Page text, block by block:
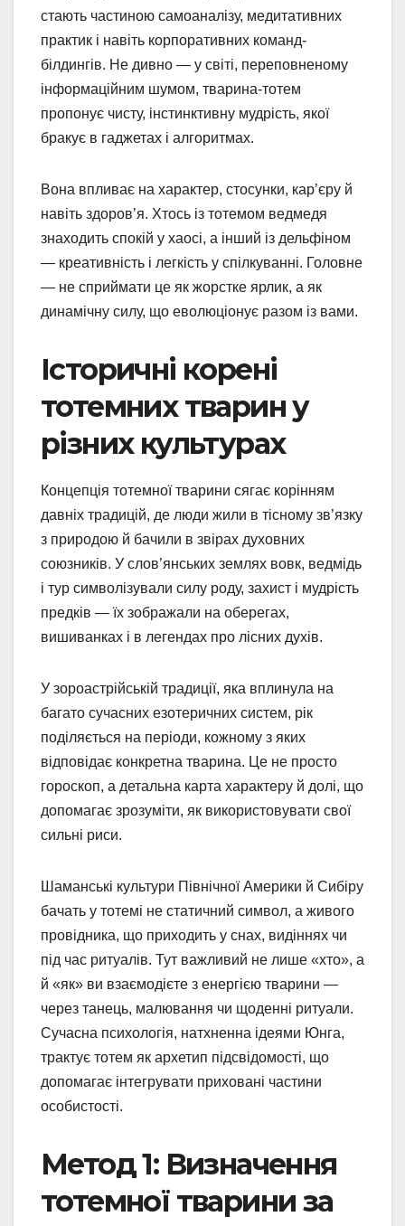
стають частиною самоаналізу, медитативних
практик і навіть корпоративних команд-
білдингів. Не дивно — у світі, переповненому
інформаційним шумом, тварина-тотем
пропонує чисту, інстинктивну мудрість, якої
бракує в гаджетах і алгоритмах.
Вона впливає на характер, стосунки, кар’єру й
навіть здоров’я. Хтось із тотемом ведмедя
знаходить спокій у хаосі, а інший із дельфіном
— креативність і легкість у спілкуванні. Головне
— не сприймати це як жорстке ярлик, а як
динамічну силу, що еволюціонує разом із вами.
Історичні корені
тотемних тварин у
різних культурах
Концепція тотемної тварини сягає корінням
давніх традицій, де люди жили в тісному зв’язку
з природою й бачили в звірах духовних
союзників. У слов’янських землях вовк, ведмідь
і тур символізували силу роду, захист і мудрість
предків — їх зображали на оберегах,
вишиванках і в легендах про лісних духів.
У зороастрійській традиції, яка вплинула на
багато сучасних езотеричних систем, рік
поділяється на періоди, кожному з яких
відповідає конкретна тварина. Це не просто
гороскоп, а детальна карта характеру й долі, що
допомагає зрозуміти, як використовувати свої
сильні риси.
Шаманські культури Північної Америки й Сибіру
бачать у тотемі не статичний символ, а живого
провідника, що приходить у снах, видіннях чи
під час ритуалів. Тут важливий не лише «хто», а
й «як» ви взаємодієте з енергією тварини —
через танець, малювання чи щоденні ритуали.
Сучасна психологія, натхненна ідеями Юнга,
трактує тотем як архетип підсвідомості, що
допомагає інтегрувати приховані частини
особистості.
Метод 1: Визначення
тотемної тварини за